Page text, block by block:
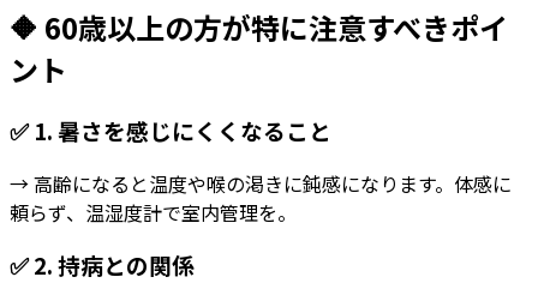
🔶 60歳以上の方が特に注意すべきポイ
ント
✅ 1.暑さを感じにくくなること
→ 高齢になると温度や喉の渇きに鈍感になります。体感に
頼らず、温湿度計で室内管理を。
✅ 2.持病との関係